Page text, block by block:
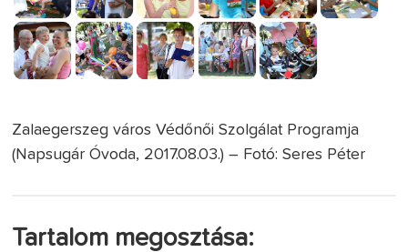
Zalaegerszeg város Védőnői Szolgálat Programja
(Napsugár Óvoda, 2017.08.03.) – Fotó: Seres Péter
Tartalom megosztása: